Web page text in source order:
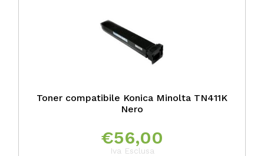
Toner compatibile Konica Minolta TN411K
Nero
€56,00
Iva Esclusa